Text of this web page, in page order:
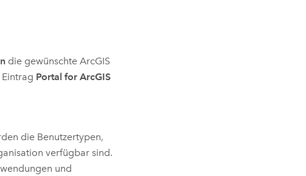
die gewünschteArcGIS
Portal for ArcGIS
die Benutzertypen,
verfügbar sind.
und